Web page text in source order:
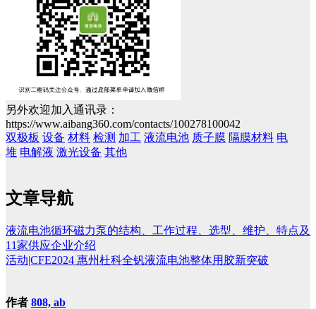
另外欢迎加入通讯录：
https://www.aibang360.com/contacts/100278100042
双极板 设备 材料 检测 加工 液流电池 质子膜 隔膜材料 电
堆 电解液 激光设备 其他
文章导航
液流电池循环磁力泵的结构、工作过程、选型、维护、特点及
11家供应企业介绍
活动|CFE2024 惠州杜科全钒液流电池整体用胶新突破
作者 808, ab